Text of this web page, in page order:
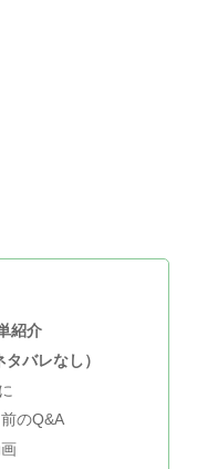
紹介
バレなし）
のQ&A